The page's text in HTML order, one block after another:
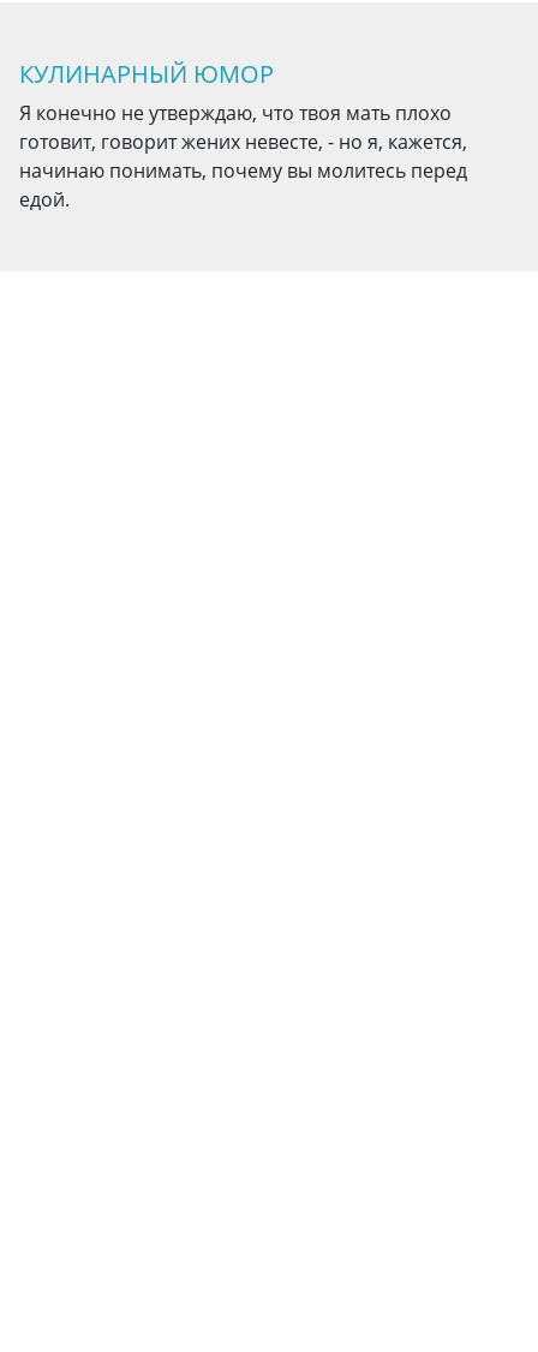
КУЛИНАРНЫЙ ЮМОР
Я конечно не утверждаю, что твоя мать плохо
готовит, говорит жених невесте, - но я, кажется,
начинаю понимать, почему вы молитесь перед
едой.